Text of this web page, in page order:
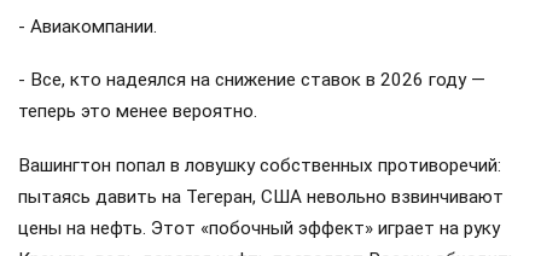
- Авиакомпании.
- Все, кто надеялся на снижение ставок в 2026 году —
теперь это менее вероятно.
Вашингтон попал в ловушку собственных противоречий:
пытаясь давить на Тегеран, США невольно взвинчивают
цены на нефть. Этот «побочный эффект» играет на руку